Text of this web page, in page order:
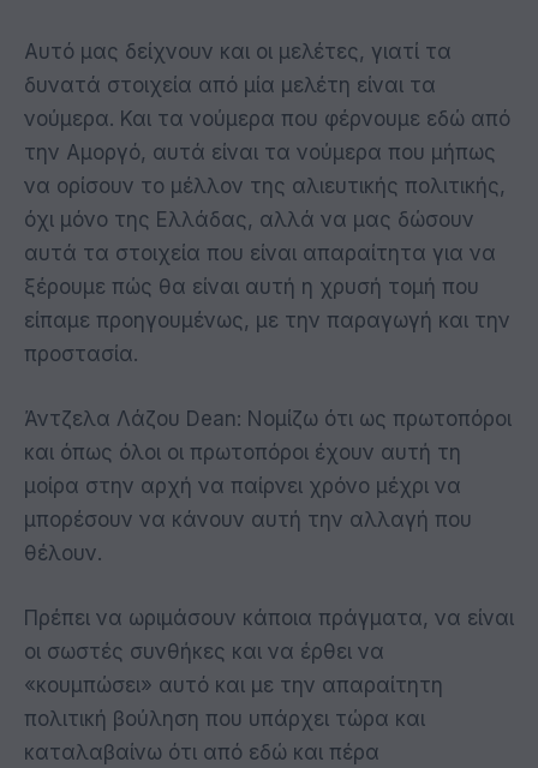
Αυτό μας δείχνουν και οι μελέτες, γιατί τα
δυνατά στοιχεία από μία μελέτη είναι τα
νούμερα. Και τα νούμερα που φέρνουμε εδώ από
την Αμοργό, αυτά είναι τα νούμερα που μήπως
να ορίσουν το μέλλον της αλιευτικής πολιτικής,
όχι μόνο της Ελλάδας, αλλά να μας δώσουν
αυτά τα στοιχεία που είναι απαραίτητα για να
ξέρουμε πώς θα είναι αυτή η χρυσή τομή που
είπαμε προηγουμένως, με την παραγωγή και την
προστασία.
Άντζελα Λάζου Dean: Νομίζω ότι ως πρωτοπόροι
και όπως όλοι οι πρωτοπόροι έχουν αυτή τη
μοίρα στην αρχή να παίρνει χρόνο μέχρι να
μπορέσουν να κάνουν αυτή την αλλαγή που
θέλουν.
Πρέπει να ωριμάσουν κάποια πράγματα, να είναι
οι σωστές συνθήκες και να έρθει να
«κουμπώσει» αυτό και με την απαραίτητη
πολιτική βούληση που υπάρχει τώρα και
καταλαβαίνω ότι από εδώ και πέρα